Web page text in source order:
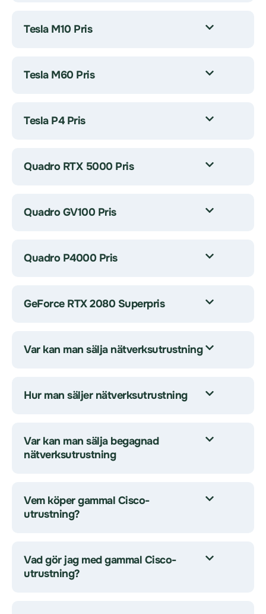
Tesla M10 Pris
Tesla M60 Pris
Tesla P4 Pris
Quadro RTX 5000 Pris
Quadro GV100 Pris
Quadro P4000 Pris
GeForce RTX 2080 Superpris
Var kan man sälja nätverksutrustning
Hur man säljer nätverksutrustning
Var kan man sälja begagnad
nätverksutrustning
Vem köper gammal Cisco-
utrustning?
Vad gör jag med gammal Cisco-
utrustning?